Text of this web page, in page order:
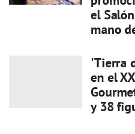
el
mano
'Tierra
en el
y 38